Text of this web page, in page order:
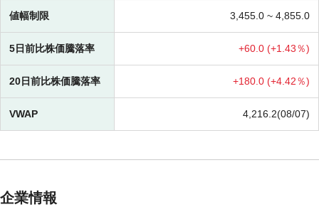
値幅制限 3,455.0 ~ 4,855.0
5日前比株価騰落率 +60.0 (+1.43％)
20日前比株価騰落率 +180.0 (+4.42％)
VWAP 4,216.2(08/07)
企業情報